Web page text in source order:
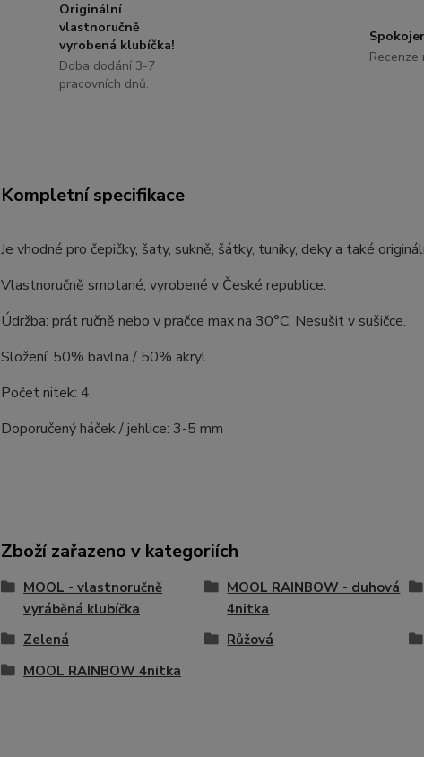
Originální
vlastnoručně
vyrobená klubíčka!
Doba dodání 3-7
pracovních dnů.
Recenze
Kompletní specifikace
Je vhodné pro čepičky, šaty, sukně, šátky, tuniky, deky a také
Vlastnoručně smotané, vyrobené v České republice.
Údržba: prát ručně nebo v pračce max na 30°C. Nesušit v sušičce.
Složení: 50% bavlna / 50% akryl
Počet nitek: 4
Doporučený háček / jehlice: 3-5 mm
Zboží zařazeno v kategoriích
MOOL - vlastnoručně
vyráběná klubíčka
MOOL RAINBOW - duhová
4nitka
Zelená Růžová
MOOL RAINBOW 4nitka